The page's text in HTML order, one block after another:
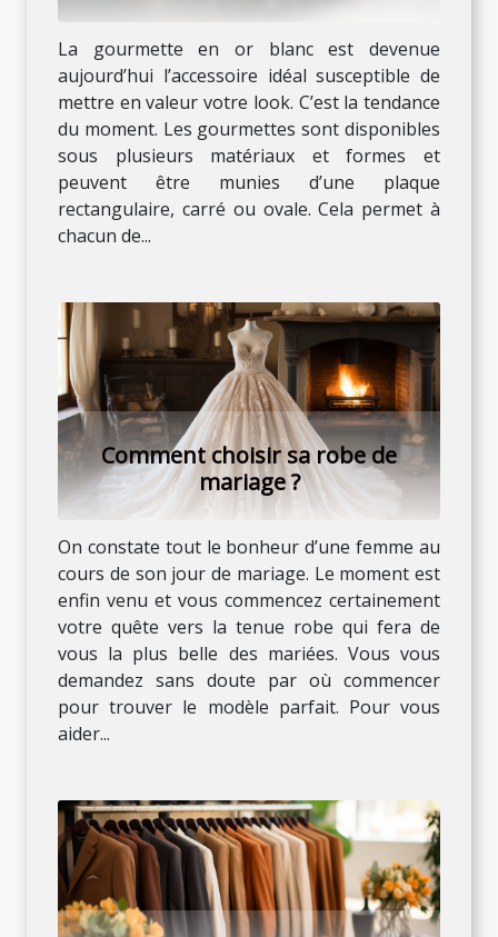
La gourmette en or blanc est devenue
aujourd’hui l’accessoire idéal susceptible de
mettre en valeur votre look. C’est la tendance
du moment. Les gourmettes sont disponibles
sous plusieurs matériaux et formes et
peuvent être munies d’une plaque
rectangulaire, carré ou ovale. Cela permet à
chacun de...
Comment choisir sa robe de
mariage ?
On constate tout le bonheur d’une femme au
cours de son jour de mariage. Le moment est
enfin venu et vous commencez certainement
votre quête vers la tenue robe qui fera de
vous la plus belle des mariées. Vous vous
demandez sans doute par où commencer
pour trouver le modèle parfait. Pour vous
aider...